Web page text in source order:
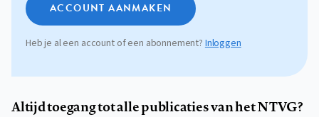
ACCOUNT AANMAKEN
Heb je al een account of een abonnement?Inloggen
Altijd toegang tot alle publicaties van het NTVG?